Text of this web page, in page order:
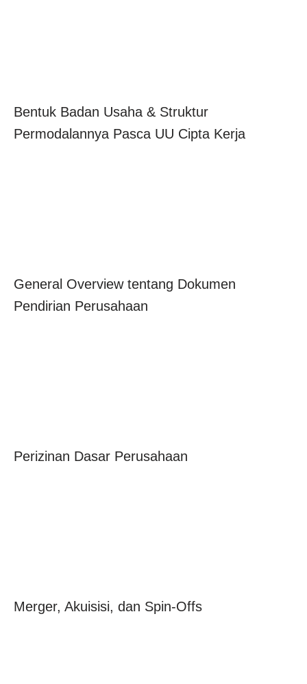
Bentuk Badan Usaha & Struktur
Permodalannya Pasca UU Cipta Kerja
General Overview tentang Dokumen
Pendirian Perusahaan
Perizinan Dasar Perusahaan
Merger, Akuisisi, dan Spin-Offs